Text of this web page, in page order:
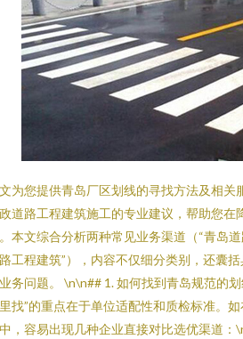
为您提供青岛厂区划线的寻找方法及相关
道路工程建筑施工的专业建议，帮助您在
本文综合分析两种常见业务渠道（“青岛
工程建筑”），内容不仅细分类别，还囊
务问题。 \n\n## 1. 如何找到青岛规范的
找”的重点在于单位适配性和质检标准。
，容易出现几种企业直接对比选优渠道：